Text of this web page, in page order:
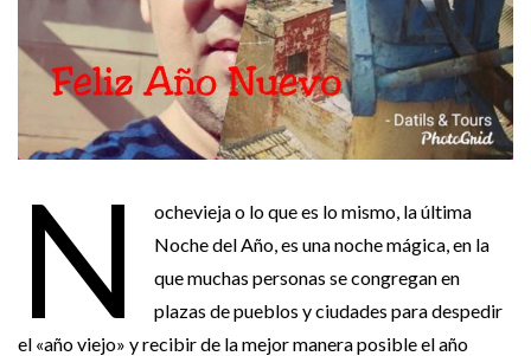
N
ochevieja o lo que es lo mismo, la última
Noche del Año, es una noche mágica, en la
que muchas personas se congregan en
plazas de pueblos y ciudades para despedir
el «año viejo» y recibir de la mejor manera posible el año